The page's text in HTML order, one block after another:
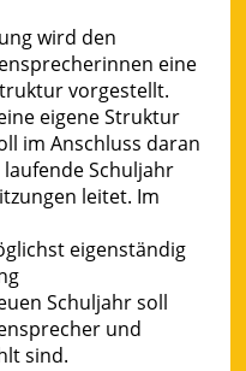
wird den
eine
vorgestellt.
eigene Struktur
im Anschluss daran
Schuljahr
leitet. Im
eigenständig
Schuljahr soll
und
sind.